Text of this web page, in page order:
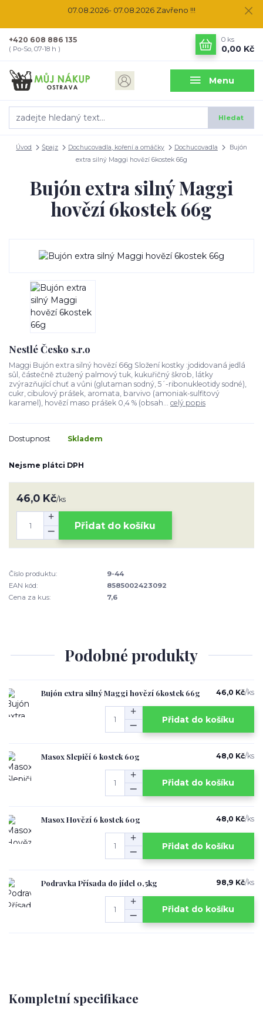
07.08.2026- 07.08.2026 Zavřeno !!!
Menu
Hledat
+420 608 886 135
( Po-So, 07-18 h )
0 ks
0,00 Kč
Úvod Špajz Dochucovadla, koření a omáčky Dochucovadla
Bujón
extra silný Maggi hovězí 6kostek 66g
Bujón extra silný Maggi
hovězí 6kostek 66g
Nestlé Česko s.r.o
Maggi Bujón extra silný hovězí 66g Složení kostky :jodidovaná jedlá
sůl, částečně ztužený palmový tuk, kukuřičný škrob, látky
zvýrazňující chuť a vůni (glutaman sodný, 5´-ribonukleotidy sodné),
cukr, cibulový prášek, aromata, barvivo (amoniak-sulfitový
karamel), hovězí maso prášek 0,4 % (obsah... celý popis
Dostupnost Skladem
Nejsme plátci DPH
46,0 Kč/ks
Přidat do košíku
Číslo produktu:
9-44
EAN kód:
8585002423092
Cena za kus:
7,6
Podobné produkty
Bujón extra silný Maggi hovězí 6kostek 66g 46,0 Kč/ks
Přidat do košíku
Masox Slepičí 6 kostek 60g 48,0 Kč/ks
Přidat do košíku
Masox Hovězí 6 kostek 60g 48,0 Kč/ks
Přidat do košíku
Podravka Přísada do jídel 0,5kg 98,9 Kč/ks
Přidat do košíku
Kompletní specifikace